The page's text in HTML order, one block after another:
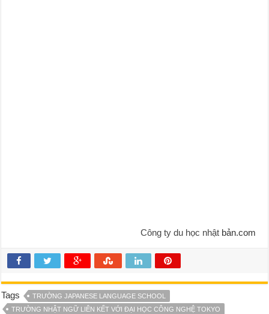
Công ty du học nhậtbản.com
Tags
TRƯỜNG JAPANESE LANGUAGE SCHOOL
TRƯỜNG NHẬT NGỮ LIÊN KẾT VỚI ĐẠI HỌC CÔNG NGHỆ TOKYO